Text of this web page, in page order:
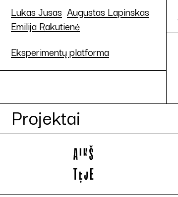
Lukas Jusas Augustas Lapinskas
Emilija Rakutienė
Eksperimentų platforma
Projektai